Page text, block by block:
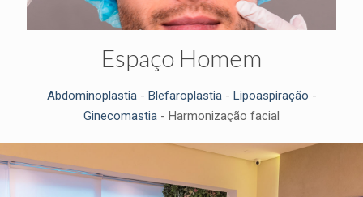
Espaço Homem
Abdominoplastia - Blefaroplastia- Lipoaspiração -
Ginecomastia - Harmonização facial